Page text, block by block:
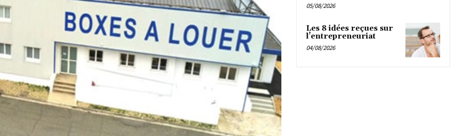
05/08/2026
Les 8 idées reçues sur
l’entrepreneuriat
04/08/2026